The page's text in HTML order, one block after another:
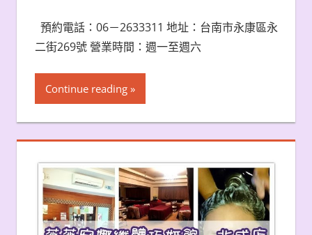
預約電話：06－2633311 地址：台南市永康區永
二街269號 營業時間：週一至週六
Continue reading